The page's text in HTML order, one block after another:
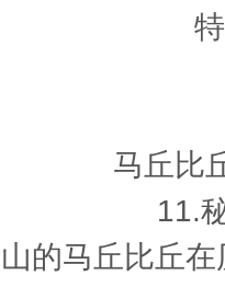
马丘比
11.
的马丘比丘